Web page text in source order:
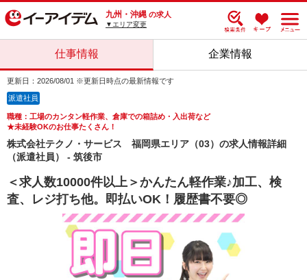
九州・沖縄 の求人
▼エリア変更
仕事情報 企業情報
更新日：2026/08/01 ※更新日時点の最新情報です
派遣社員
職種：工場のカンタン軽作業、倉庫での箱詰め・入出荷など
★未経験OKのお仕事たくさん！
株式会社テクノ・サービス 福岡県エリア（03）の求人情報詳細
（派遣社員） - 筑後市
＜求人数10000件以上＞かんたん軽作業♪加工、検
査、レジ打ち他。即払いOK！履歴書不要◎